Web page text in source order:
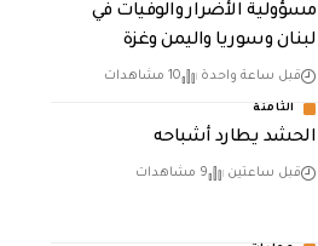
مسؤولية الأضرار والوفيات في
لبنان وسوريا واليمن وغزة
قبل ساعة واحدة 10 مشاهدات
الثامنة
الحشد يطارد أشباحه
قبل ساعتين 9 مشاهدات